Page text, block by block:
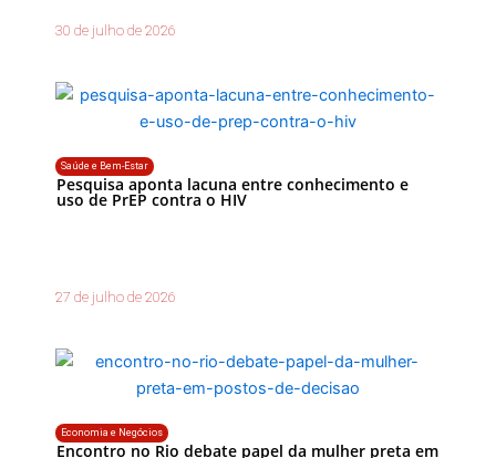
30 de julho de 2026
Saúde e Bem-Estar
Pesquisa aponta lacuna entre conhecimento e
uso de PrEP contra o HIV
27 de julho de 2026
Economia e Negócios
Encontro no Rio debate papel da mulher preta em